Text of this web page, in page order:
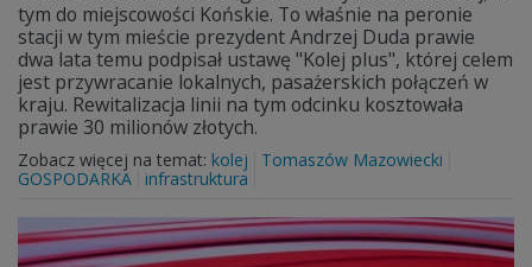
tym do miejscowości Końskie. To właśnie na peronie
stacji w tym mieście prezydent Andrzej Duda prawie
dwa lata temu podpisał ustawę "Kolej plus", której celem
jest przywracanie lokalnych, pasażerskich połączeń w
kraju. Rewitalizacja linii na tym odcinku kosztowała
prawie 30 milionów złotych.
Zobacz więcej na temat: kolej
Tomaszów Mazowiecki
GOSPODARKA
infrastruktura